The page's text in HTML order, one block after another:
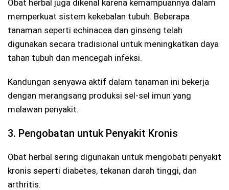
Obat herbal juga dikenal karena kemampuannya dalam
memperkuat sistem kekebalan tubuh. Beberapa
tanaman seperti echinacea dan ginseng telah
digunakan secara tradisional untuk meningkatkan daya
tahan tubuh dan mencegah infeksi.
Kandungan senyawa aktif dalam tanaman ini bekerja
dengan merangsang produksi sel-sel imun yang
melawan penyakit.
3. Pengobatan untuk Penyakit Kronis
Obat herbal sering digunakan untuk mengobati penyakit
kronis seperti diabetes, tekanan darah tinggi, dan
arthritis.